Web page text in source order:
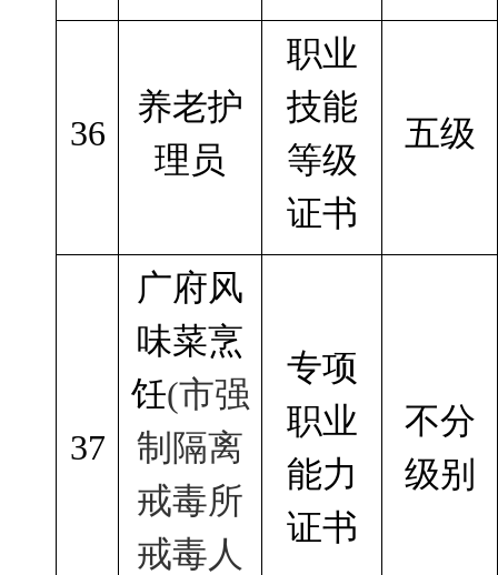
36
养老护
理员
职业
技能
等级
证书
五级
37
广府风
味菜烹
饪(市强
制隔离
戒毒所
戒毒人
专项
职业
能力
证书
不分
级别